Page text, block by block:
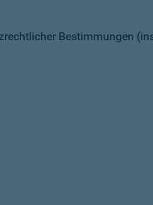
Bestimmungen